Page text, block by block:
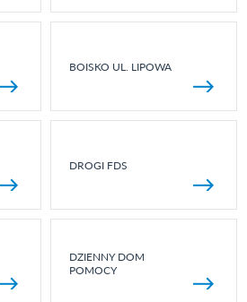
BOISKO UL. LIPOWA
DROGI FDS
DZIENNY DOM
POMOCY